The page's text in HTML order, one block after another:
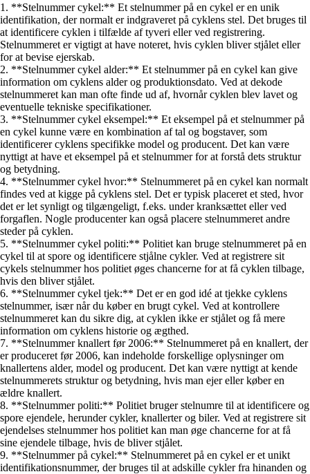
1. **Stelnummer cykel:** Et stelnummer på en cykel er en unik
identifikation, der normalt er indgraveret på cyklens stel. Det bruges til
at identificere cyklen i tilfælde af tyveri eller ved registrering.
Stelnummeret er vigtigt at have noteret, hvis cyklen bliver stjålet eller
for at bevise ejerskab.
2. **Stelnummer cykel alder:** Et stelnummer på en cykel kan give
information om cyklens alder og produktionsdato. Ved at dekode
stelnummeret kan man ofte finde ud af, hvornår cyklen blev lavet og
eventuelle tekniske specifikationer.
3. **Stelnummer cykel eksempel:** Et eksempel på et stelnummer på
en cykel kunne være en kombination af tal og bogstaver, som
identificerer cyklens specifikke model og producent. Det kan være
nyttigt at have et eksempel på et stelnummer for at forstå dets struktur
og betydning.
4. **Stelnummer cykel hvor:** Stelnummeret på en cykel kan normalt
findes ved at kigge på cyklens stel. Det er typisk placeret et sted, hvor
det er let synligt og tilgængeligt, f.eks. under kranksættet eller ved
forgaflen. Nogle producenter kan også placere stelnummeret andre
steder på cyklen.
5. **Stelnummer cykel politi:** Politiet kan bruge stelnummeret på en
cykel til at spore og identificere stjålne cykler. Ved at registrere sit
cykels stelnummer hos politiet øges chancerne for at få cyklen tilbage,
hvis den bliver stjålet.
6. **Stelnummer cykel tjek:** Det er en god idé at tjekke cyklens
stelnummer, især når du køber en brugt cykel. Ved at kontrollere
stelnummeret kan du sikre dig, at cyklen ikke er stjålet og få mere
information om cyklens historie og ægthed.
7. **Stelnummer knallert før 2006:** Stelnummeret på en knallert, der
er produceret før 2006, kan indeholde forskellige oplysninger om
knallertens alder, model og producent. Det kan være nyttigt at kende
stelnummerets struktur og betydning, hvis man ejer eller køber en
ældre knallert.
8. **Stelnummer politi:** Politiet bruger stelnumre til at identificere og
spore ejendele, herunder cykler, knallerter og biler. Ved at registrere sit
ejendelses stelnummer hos politiet kan man øge chancerne for at få
sine ejendele tilbage, hvis de bliver stjålet.
9. **Stelnummer på cykel:** Stelnummeret på en cykel er et unikt
identifikationsnummer, der bruges til at adskille cykler fra hinanden og